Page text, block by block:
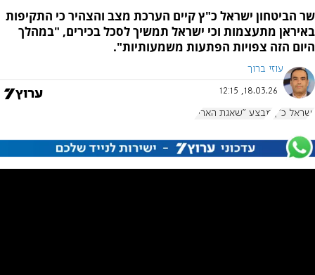
שר הביטחון ישראל כ"ץ קיים הערכת מצב והצהיר כי התקיפות
באיראן מתעצמות וכי ישראל תמשיך לסכל בכירים, "במהלך
היום הזה צפויות הפתעות משמעותיות".
עוזי ברוך
18.03.26, 12:15
ישראל כ"ץ מבצע "שאגת הארי"